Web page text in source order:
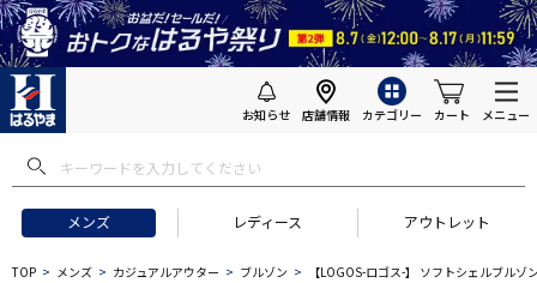
お知らせ 店舗情報 カテゴリー カート メニュー
メンズ レディース アウトレット
TOP メンズ カジュアルアウター ブルゾン 【LOGOS-ロゴス-】 ソフトシェルブル